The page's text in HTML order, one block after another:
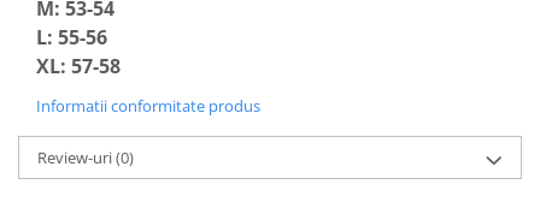
M: 53-54
L: 55-56
XL: 57-58
Informatii conformitate produs
Review-uri(0)